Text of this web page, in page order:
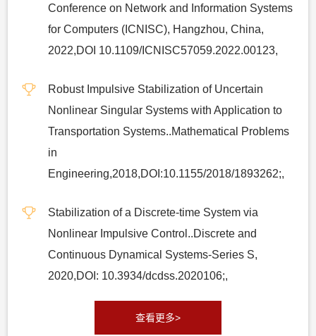
Conference on Network and Information Systems
for Computers (ICNISC), Hangzhou, China,
2022,DOI 10.1109/ICNISC57059.2022.00123,
Robust Impulsive Stabilization of Uncertain
Nonlinear Singular Systems with Application to
Transportation Systems..Mathematical Problems
in
Engineering,2018,DOI:10.1155/2018/1893262;,
Stabilization of a Discrete-time System via
Nonlinear Impulsive Control..Discrete and
Continuous Dynamical Systems-Series S,
2020,DOI: 10.3934/dcdss.2020106;,
查看更多>